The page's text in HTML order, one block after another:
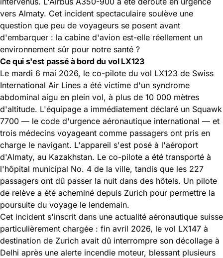
vers Almaty. Cet incident spectaculaire soulève une
question que peu de voyageurs se posent avant
d'embarquer : la cabine d'avion est-elle réellement un
environnement sûr pour notre santé ?
Ce qui s'est passé à bord du vol LX123
Le mardi 6 mai 2026, le co-pilote du vol LX123 de Swiss
International Air Lines a été victime d'un syndrome
abdominal aigu en plein vol, à plus de 10 000 mètres
d'altitude. L'équipage a immédiatement déclaré un Squawk
7700 — le code d'urgence aéronautique international — et
trois médecins voyageant comme passagers ont pris en
charge le navigant. L'appareil s'est posé à l'aéroport
d'Almaty, au Kazakhstan. Le co-pilote a été transporté à
l'hôpital municipal No. 4 de la ville, tandis que les 227
passagers ont dû passer la nuit dans des hôtels. Un pilote
de relève a été acheminé depuis Zurich pour permettre la
poursuite du voyage le lendemain.
Cet incident s'inscrit dans une actualité aéronautique suisse
particulièrement chargée : fin avril 2026, le vol LX147 à
destination de Zurich avait dû interrompre son décollage à
Delhi après une alerte incendie moteur, blessant plusieurs